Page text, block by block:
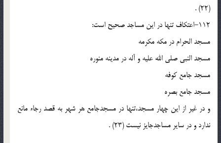
(22) .
112-اعتکاف تنها در این مساجد صحیح است:
مسجد الحرام در مکه مکرمه
مسجد النبى صلى الله علیه و آله در مدینه منوره
مسجد جامع کوفه
مسجد جامع بصره
و در غیر از این چهار مسجد،تنها در مسجدجامع هر شهر به قصد رجاء مانع
ندارد و در سایر مساجدجایز نیست (23) .